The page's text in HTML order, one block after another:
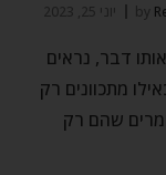
by יוני 25, 2023
דבר, נראים
מתכוונים רק
שהם רק